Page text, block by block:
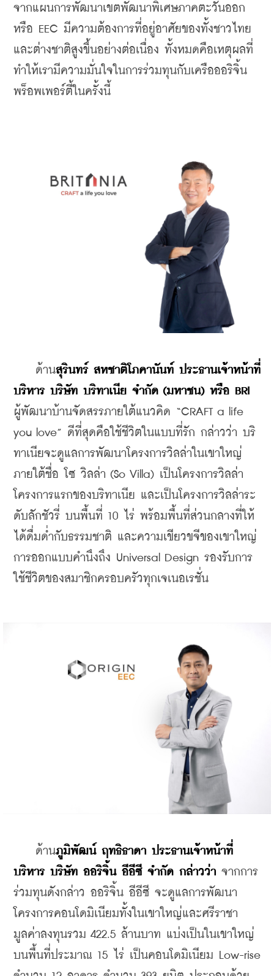
จากแผนการพัฒนาเขตพัฒนาพิเศษภาคตะวันออก
หรือ EEC มีความต้องการที่อยู่อาศัยของทั้งชาวไทย
และต่างชาติสูงขึ้นอย่างต่อเนื่อง ทั้งหมดคือเหตุผลที่
ทำให้เรามีความมั่นใจในการร่วมทุนกับเครือออริจิ้น
พร็อพเพอร์ตี้ในครั้งนี้
ด้านสุรินทร์ สหชาติโภคานันท์ ประธานเจ้าหน้าที่
บริหาร บริษัท บริทาเนีย จำกัด (มหาชน) หรือ BRI
ผู้พัฒนาบ้านจัดสรรภายใต้แนวคิด “CRAFT a life
you love” ดีที่สุดคือใช้ชีวิตในแบบที่รัก กล่าวว่า บริ
ทาเนียจะดูแลการพัฒนาโครงการวิลล่าในเขาใหญ่
ภายใต้ชื่อ โซ วิลล่า (So Villa) เป็นโครงการวิลล่า
โครงการแรกของบริทาเนีย และเป็นโครงการวิลล่าระ
ดับลักชัวรี่ บนพื้นที่ 10 ไร่ พร้อมพื้นที่ส่วนกลางที่ให้
ได้ดื่มด่ำกับธรรมชาติ และความเขียวขจีของเขาใหญ่
การออกแบบคำนึงถึง Universal Design รองรับการ
ใช้ชีวิตของสมาชิกครอบครัวทุกเจเนอเรชั่น
ด้านภูมิพัฒน์ ฤทธิธาดา ประธานเจ้าหน้าที่
บริหาร บริษัท ออริจิ้น อีอีซี จำกัด กล่าวว่า จากการ
ร่วมทุนดังกล่าว ออริจิ้น อีอีซี จะดูแลการพัฒนา
โครงการคอนโดมิเนียมทั้งในเขาใหญ่และศรีราชา
มูลค่าลงทุนรวม 422.5 ล้านบาท แบ่งเป็นในเขาใหญ่
บนพื้นที่ประมาณ 15 ไร่ เป็นคอนโดมิเนียม Low-rise